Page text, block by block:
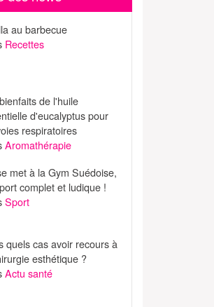
au barbecue
Recettes
de l'huile
d'eucalyptus pour
respiratoires
Aromathérapie
met à la Gym Suédoise,
complet et ludique !
Sport
quels cas avoir recours à
esthétique ?
Actu santé